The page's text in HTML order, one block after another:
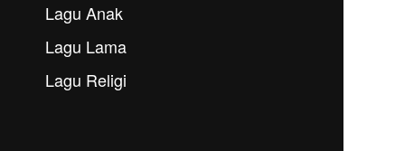
Lagu Anak
Lagu Lama
Lagu Religi